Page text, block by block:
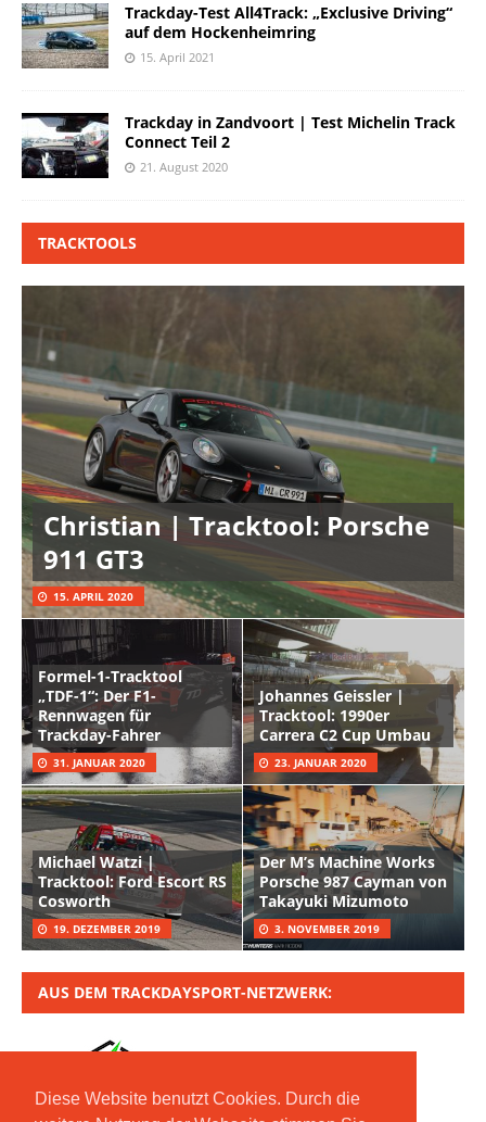
Diese Website benutzt Cookies. Durch die
Trackday-Test All4Track: „Exclusive Driving“
auf dem Hockenheimring
15. April 2021
Trackday in Zandvoort | Test Michelin Track
Connect Teil 2
21. August 2020
TRACKTOOLS
Christian | Tracktool: Porsche
911 GT3
15. APRIL 2020
Formel-1-Tracktool
„TDF-1“: Der F1-
Rennwagen für
Trackday-Fahrer
31. JANUAR 2020
Johannes Geissler |
Tracktool: 1990er
Carrera C2 Cup Umbau
23. JANUAR 2020
Michael Watzi |
Tracktool: Ford Escort RS
Cosworth
19. DEZEMBER 2019
Der M’s Machine Works
Porsche 987 Cayman von
Takayuki Mizumoto
3. NOVEMBER 2019
AUS DEM TRACKDAYSPORT-NETZWERK: